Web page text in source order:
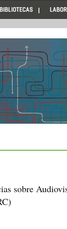
BIBLIOTECAS
sobre